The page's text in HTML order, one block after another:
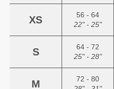
XS
56 - 64
22" - 25"
S
64 - 72
25" - 28"
M
72 - 80